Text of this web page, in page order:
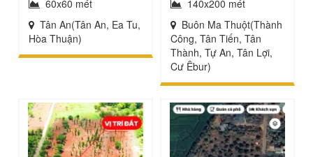
60x60 mét
Tân An(Tân An, Ea Tu,
Hòa Thuận)
140x200 mét
Buôn Ma Thuột(Thành
Công, Tân Tiến, Tân
Thành, Tự An, Tân Lợi,
Cư Êbur)